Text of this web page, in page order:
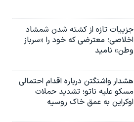
جزییات تازه از کشته شدن شمشاد
اخلاصی؛ معترضی که خود را «سرباز
وطن» نامید
هشدار واشنگتن درباره اقدام احتمالی
مسکو علیه ناتو؛ تشدید حملات
اوکراین به عمق خاک روسیه